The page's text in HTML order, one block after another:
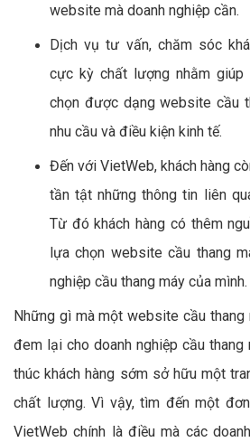
website mà doanh nghiệp cần.
Dịch vụ tư vấn, chăm sóc
cực kỳ chất lượng nhằm giúp
chọn được dạng website cầu
nhu cầu và điều kiện kinh tế.
Đến với VietWeb, khách hàng
tần tật những thông tin liên
Từ đó khách hàng có thêm
lựa chọn website cầu thang
nghiệp cầu thang máy của mình.
Những gì mà một website cầu thang
đem lại cho doanh nghiệp cầu
thúc khách hàng sớm sở hữu một
chất lượng. Vì vậy, tìm đến một
VietWeb chính là điều mà các